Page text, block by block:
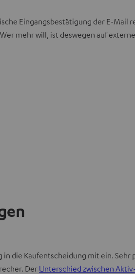
Eingangsbestätigung der E-Mail
mehr will, ist deswegen auf
die Kaufentscheidung mit ein. Sehr
Der Unterschied zwischen